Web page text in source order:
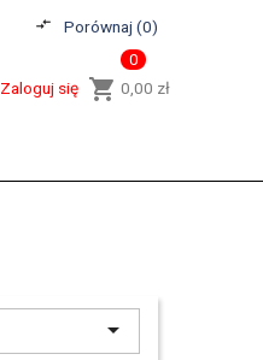
compare_arrows Porównaj (0)
shopping_cart
0
0,00 zł
Zaloguj się
